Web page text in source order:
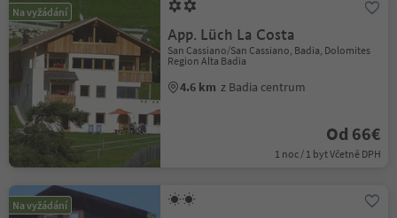
Na vyžádání
App. Lüch La Costa
San Cassiano/San Cassiano, Badia, Dolomites
Region Alta Badia
4.6 km z Badia centrum
Od 66€
1 noc / 1 byt Včetně DPH
Na vyžádání